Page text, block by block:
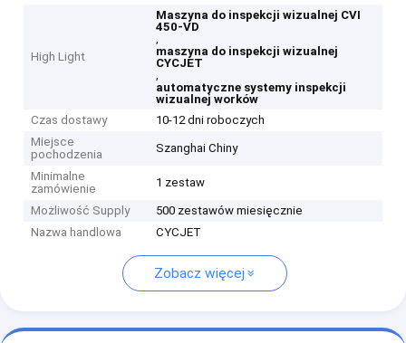
High Light
Maszyna do inspekcji wizualnej CVI
450-VD
,
maszyna do inspekcji wizualnej
CYCJET
,
automatyczne systemy inspekcji
wizualnej worków
Czas dostawy
10-12 dni roboczych
Miejsce
pochodzenia
Szanghai Chiny
Minimalne
zamówienie
1 zestaw
Możliwość Supply
500 zestawów miesięcznie
Nazwa handlowa
CYCJET
Zobacz więcej